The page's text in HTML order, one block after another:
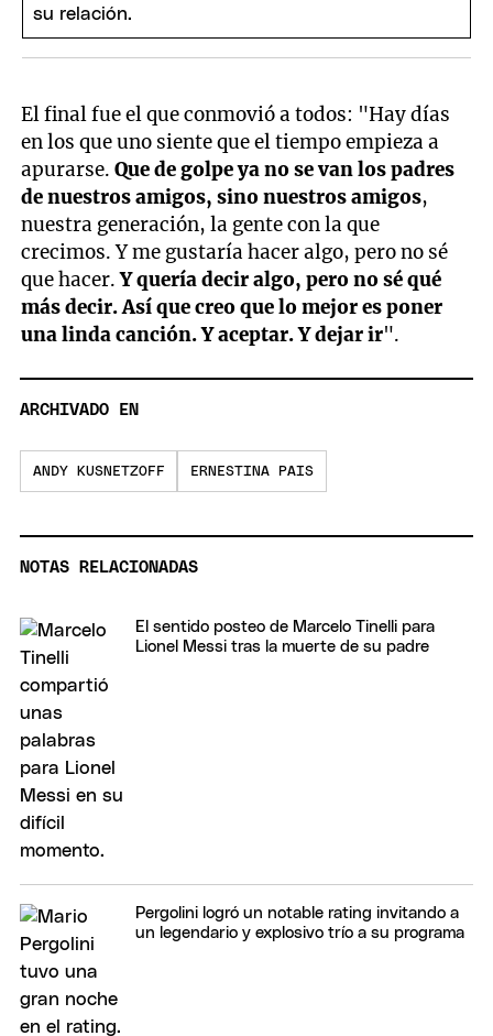
El final fue el que conmovió a todos: "Hay días
en los que uno siente que el tiempo empieza a
apurarse.Que de golpe ya no se van los padres
de nuestros amigos, sino nuestros amigos,
nuestra generación, la gente con la que
crecimos. Y me gustaría hacer algo, pero no sé
que hacer.Y quería decir algo, pero no sé qué
más decir. Así que creo que lo mejor es poner
una linda canción. Y aceptar. Y dejar ir".
ARCHIVADO EN
ANDY KUSNETZOFF ERNESTINA PAIS
NOTAS RELACIONADAS
El sentido posteo de Marcelo Tinelli para
Lionel Messi tras la muerte de su padre
Pergolini logró un notable rating invitando a
un legendario y explosivo trío a su programa